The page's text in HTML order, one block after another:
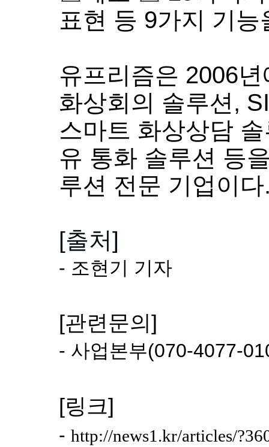
표현 등 9가지 기능
유프리즘은 2006
화상회의 솔루션 , SI
스마트 화상상담
유 통화 솔루션 등
루션 전문 기업이다
[출처]
- 조현기 기자
[관련문의]
- 사업본부(070-4077-
[링크]
- http://news1.kr/articles/